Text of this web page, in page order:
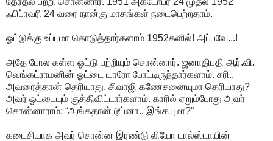
ஃபிப்ரவரி 24 வரை நான்கு மாதங்கள் நடைபெற்றதாம்.
ஓட்டுக்கு உப்புமா கொடுத்தார்களாம் 1952களில்! அப்பவே...!
அதே போல கள்ள ஓட்டு பற்றியும் சொன்னார். ஜனாதிபதி ஆர்.வி.
வெங்கட்ராமனின் ஓட்டை யாரோ போட்டிருந்தார்களாம். சரி..
அவரைத்தான் தெரியாது. சிவாஜி கணேசனையுமா தெரியாது?
அவர் ஓட்டையும் குத்திவிட்டார்களாம். காரில் ஏறும்போது அவர்
சொன்னாராம்: “அங்கதான் டூப்னா.. இங்கயுமா?”
கடைசியாக அவர் சொன்ன இரண்டு லியோ டால்ஸ்டாயின்